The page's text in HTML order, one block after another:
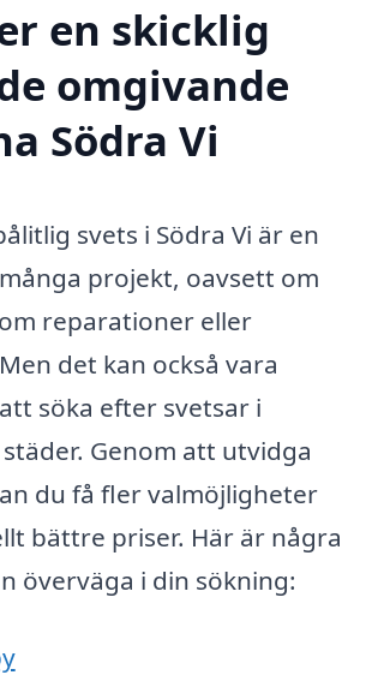
en skicklig
omgivande
Södra Vi
svets i Södra Vi är en
projekt, oavsett om
reparationer eller
det kan också vara
söka efter svetsar i
Genom att utvidga
du få fler valmöjligheter
bättre priser. Här är några
överväga i din sökning: